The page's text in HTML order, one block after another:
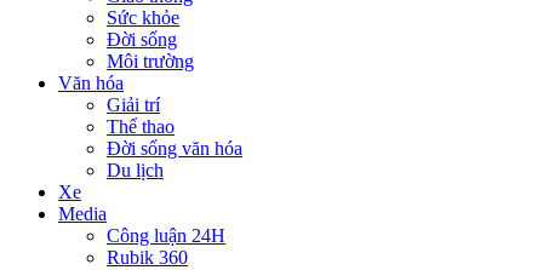
Sức khỏe
Đời sống
Môi trường
Văn hóa
Giải trí
Thể thao
Đời sống văn hóa
Du lịch
Xe
Media
Công luận 24H
Rubik 360